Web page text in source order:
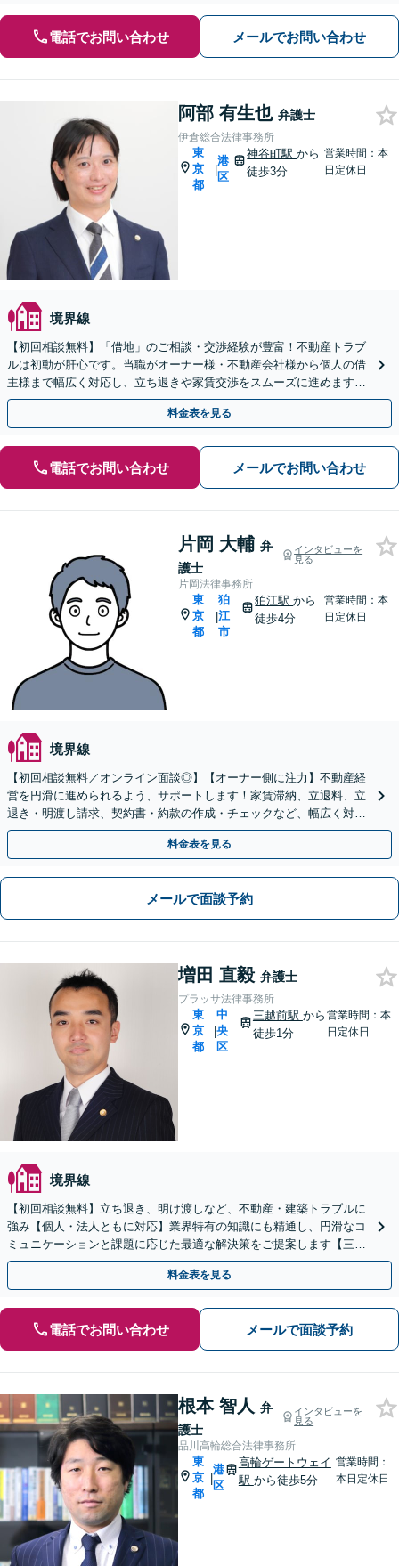
電話でお問い合わせ メールでお問い合わせ
阿部 有生也 弁護士
伊倉総合法律事務所
東
京
都
|
港
区
神谷町駅から
徒歩3分
営業時間：本
日定休日
境界線
【初回相談無料】「借地」のご相談・交渉経験が豊富！不動産トラブ
ルは初動が肝心です。当職がオーナー様・不動産会社様から個人の借
主様まで幅広く対応し、立ち退きや家賃交渉をスムーズに進めます。
まずはご相談ください。【時間外・Web相談も可】
料金表を見る
電話でお問い合わせ メールでお問い合わせ
片岡 大輔 弁
護士
インタビューを
見る
片岡法律事務所
東
京
都
|
狛
江
市
狛江駅から
徒歩4分
営業時間：本
日定休日
境界線
【初回相談無料／オンライン面談◎】【オーナー側に注力】不動産経
営を円滑に進められるよう、サポートします！家賃滞納、立退料、立
退き・明渡し請求、契約書・約款の作成・チェックなど、幅広く対
応。オーナー・管理会社の顧問もご相談を！【狛江駅4分】
料金表を見る
メールで面談予約
増田 直毅 弁護士
プラッサ法律事務所
東
京
都
|
中
央
区
三越前駅 から
徒歩1分
営業時間：本
日定休日
境界線
【初回相談無料】立ち退き、明け渡しなど、不動産・建築トラブルに
強み【個人・法人ともに対応】業界特有の知識にも精通し、円滑なコ
ミュニケーションと課題に応じた最適な解決策をご提案します【三越
前駅1分｜WEB面談｜休日・夜間相談可（要予約）】
料金表を見る
電話でお問い合わせ メールで面談予約
根本 智人 弁
護士
インタビューを
見る
品川高輪総合法律事務所
東
京
都
|
港
区
高輪ゲートウェイ
駅 から徒歩5分
営業時間：
本日定休日